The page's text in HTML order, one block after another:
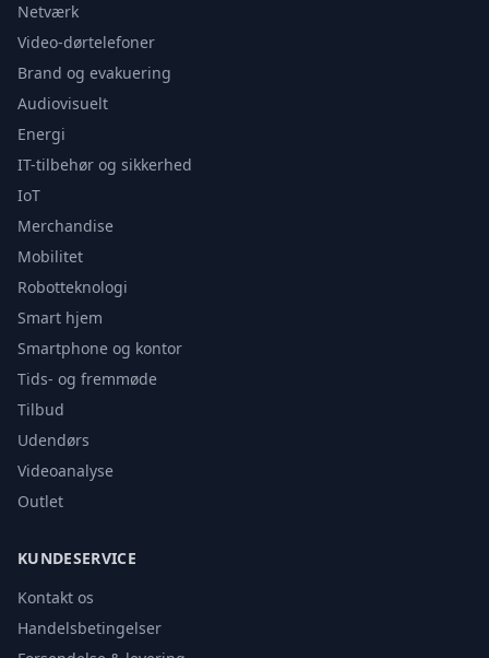
Netværk
Video-dørtelefoner
Brand og evakuering
Audiovisuelt
Energi
IT-tilbehør og sikkerhed
IoT
Merchandise
Mobilitet
Robotteknologi
Smart hjem
Smartphone og kontor
Tids- og fremmøde
Tilbud
Udendørs
Videoanalyse
Outlet
KUNDESERVICE
Kontakt os
Handelsbetingelser